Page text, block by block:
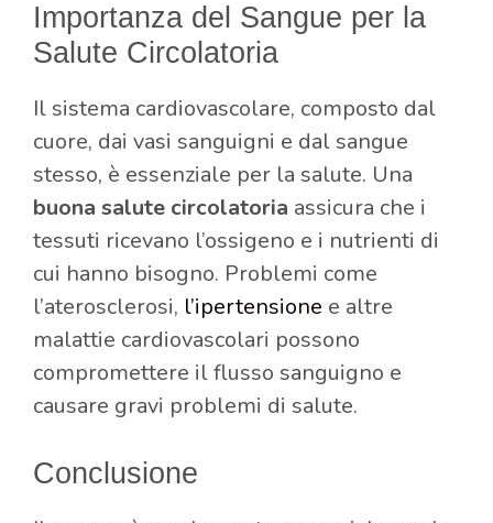
Importanza del Sangue per la
Salute Circolatoria
Il sistema cardiovascolare, composto dal
cuore, dai vasi sanguigni e dal sangue
stesso, è essenziale per la salute. Una
buona salute circolatoria assicura che i
tessuti ricevano l’ossigeno e i nutrienti di
cui hanno bisogno. Problemi come
l’aterosclerosi, l’ipertensione e altre
malattie cardiovascolari possono
compromettere il flusso sanguigno e
causare gravi problemi di salute.
Conclusione